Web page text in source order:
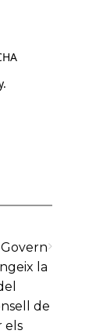
la
de
els